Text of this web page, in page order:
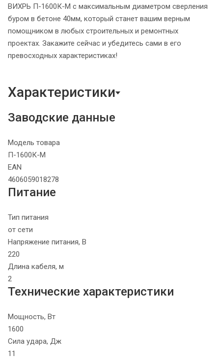
ВИХРЬ П-1600К-М с максимальным диаметром сверления
буром в бетоне 40мм, который станет вашим верным
помощником в любых строительных и ремонтных
проектах. Закажите сейчас и убедитесь сами в его
превосходных характеристиках!
Характеристики
Заводские данные
Модель товара
П-1600К-М
EAN
4606059018278
Питание
Тип питания
от сети
Напряжение питания, В
220
Длина кабеля, м
2
Технические характеристики
Мощность, Вт
1600
Сила удара, Дж
11